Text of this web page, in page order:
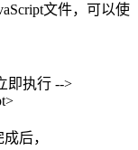
文件，可以使
即执行 -->
后，